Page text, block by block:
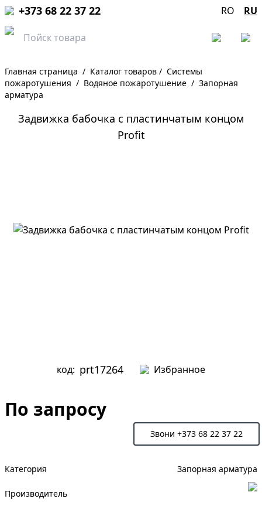
+373 68 22 37 22 RO RU
Главная страница / Каталог товаров / Системы
пожаротушения / Водяное пожаротушение / Запорная
арматура
Задвижка бабочка с пластинчатым концом
Profit
код: prt17264 Избранное
По запросу
Звони +373 68 22 37 22
Категория Запорная арматура
Производитель